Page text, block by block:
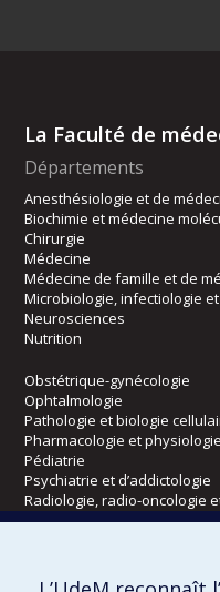
La Faculté de
Départements
Anesthésiologie et de
Biochimie et médecine
Chirurgie
Médecine
Médecine de famille et de
Microbiologie, infectiologie
Neurosciences
Nutrition
Obstétrique-gynécologie
Ophtalmologie
Pathologie et biologie
Pharmacologie et physiologie
Pédiatrie
Psychiatrie et d’addictologie
Radiologie, radio-oncologie